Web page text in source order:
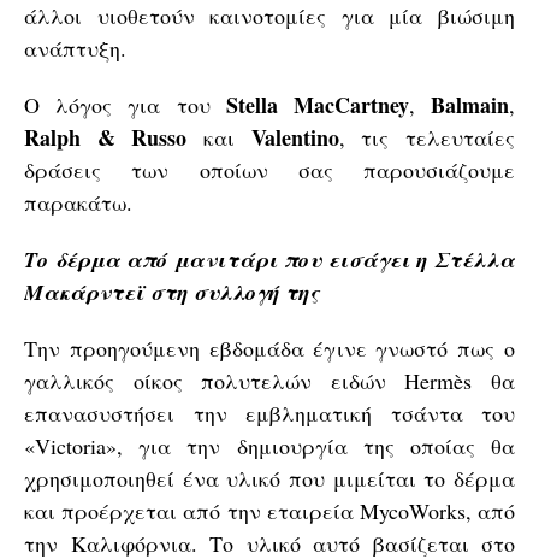
άλλοι υιοθετούν καινοτομίες για μία βιώσιμη
ανάπτυξη.
Ο λόγος για του Stella MacCartney,Balmain,
Ralph & Russo και Valentino, τις τελευταίες
δράσεις των οποίων σας παρουσιάζουμε
παρακάτω.
Το δέρμα από μανιτάρι που εισάγει η Στέλλα
Μακάρντεϊ στη συλλογή της
Την προηγούμενη εβδομάδα έγινε γνωστό πως ο
γαλλικός οίκος πολυτελών ειδών Hermès θα
επανασυστήσει την εμβληματική τσάντα του
«Victoria», για την δημιουργία της οποίας θα
χρησιμοποιηθεί ένα υλικό που μιμείται το δέρμα
και προέρχεται από την εταιρεία MycoWorks, από
την Καλιφόρνια. Το υλικό αυτό βασίζεται στο